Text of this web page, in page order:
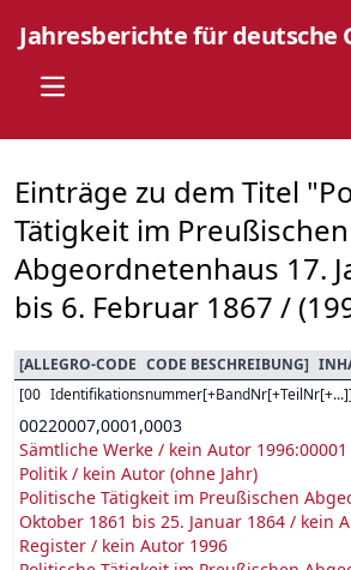
Jahresberichte für deutsche
Open main menu
Einträge zu dem Titel
Tätigkeit im Preußischen
Abgeordnetenhaus 17.
bis 6. Februar 1867 /
[ALLEGRO-CODE CODE BESCHREIBUNG]
[00
00220007,0001,0003
Sämtliche Werke / kein Autor 1996:00001
Politik / kein Autor (ohne Jahr)
Politische Tätigkeit im Preußischen
Oktober 1861 bis 25. Januar 1864 / kein
Register / kein Autor 1996